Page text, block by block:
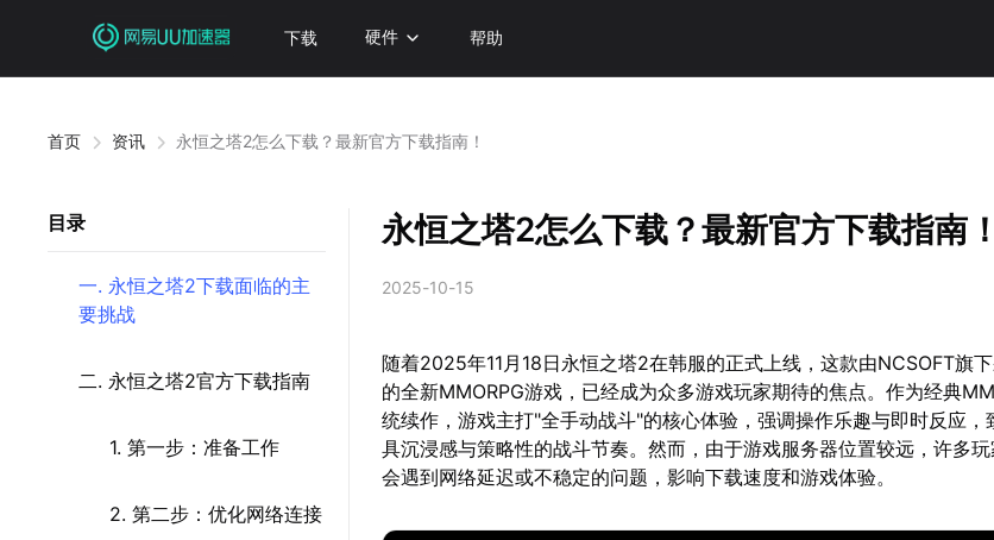
下载 硬件 帮助
首页 资讯 永恒之塔2怎么下载？最新官方下载指南！
目录
一. 永恒之塔2下载面临的主
要挑战
二. 永恒之塔2官方下载指南
1. 第一步：准备工作
2. 第二步：优化网络连接
永恒之塔2怎么下载？最新官方下载指南！
2025-10-15
随着2025年11月18日永恒之塔2在韩服的正式上线，这款由NCSOFT旗
的全新MMORPG游戏，已经成为众多游戏玩家期待的焦点。作为经典
统续作，游戏主打"全手动战斗"的核心体验，强调操作乐趣与即时反应，
具沉浸感与策略性的战斗节奏。然而，由于游戏服务器位置较远，许多
会遇到网络延迟或不稳定的问题，影响下载速度和游戏体验。